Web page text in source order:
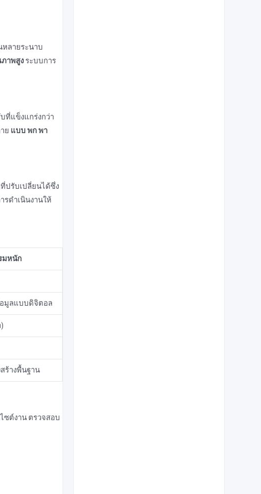
หลายระนาบ
าพสูง ระบบการ
ที่แข็งแกร่งกว่า
ย แบบ พก พา
ปรับเปลี่ยนได้ซึ่ง
ดําเนินงานให้
มหนัก
มูลแบบดิจิตอล
ร้างพื้นฐาน
ซต์งาน ตรวจสอบ